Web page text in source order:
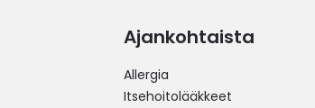
Ajankohtaista
Allergia
Itsehoitolääkkeet